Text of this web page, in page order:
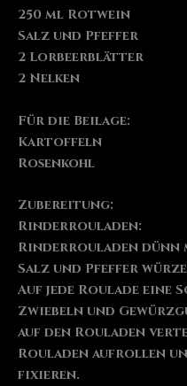
250 ml Rotwein
Salz und Pfeffer
2 Lorbeerblätter
2 Nelken
Für die Beilage:
Kartoffeln
Rosenkohl
Zubereitung:
Rinderrouladen:
Rinderrouladen dünn
Salz und Pfeffer
Auf jede Roulade eine
Zwiebeln und
auf den Rouladen
Rouladen aufrollen
fixieren.